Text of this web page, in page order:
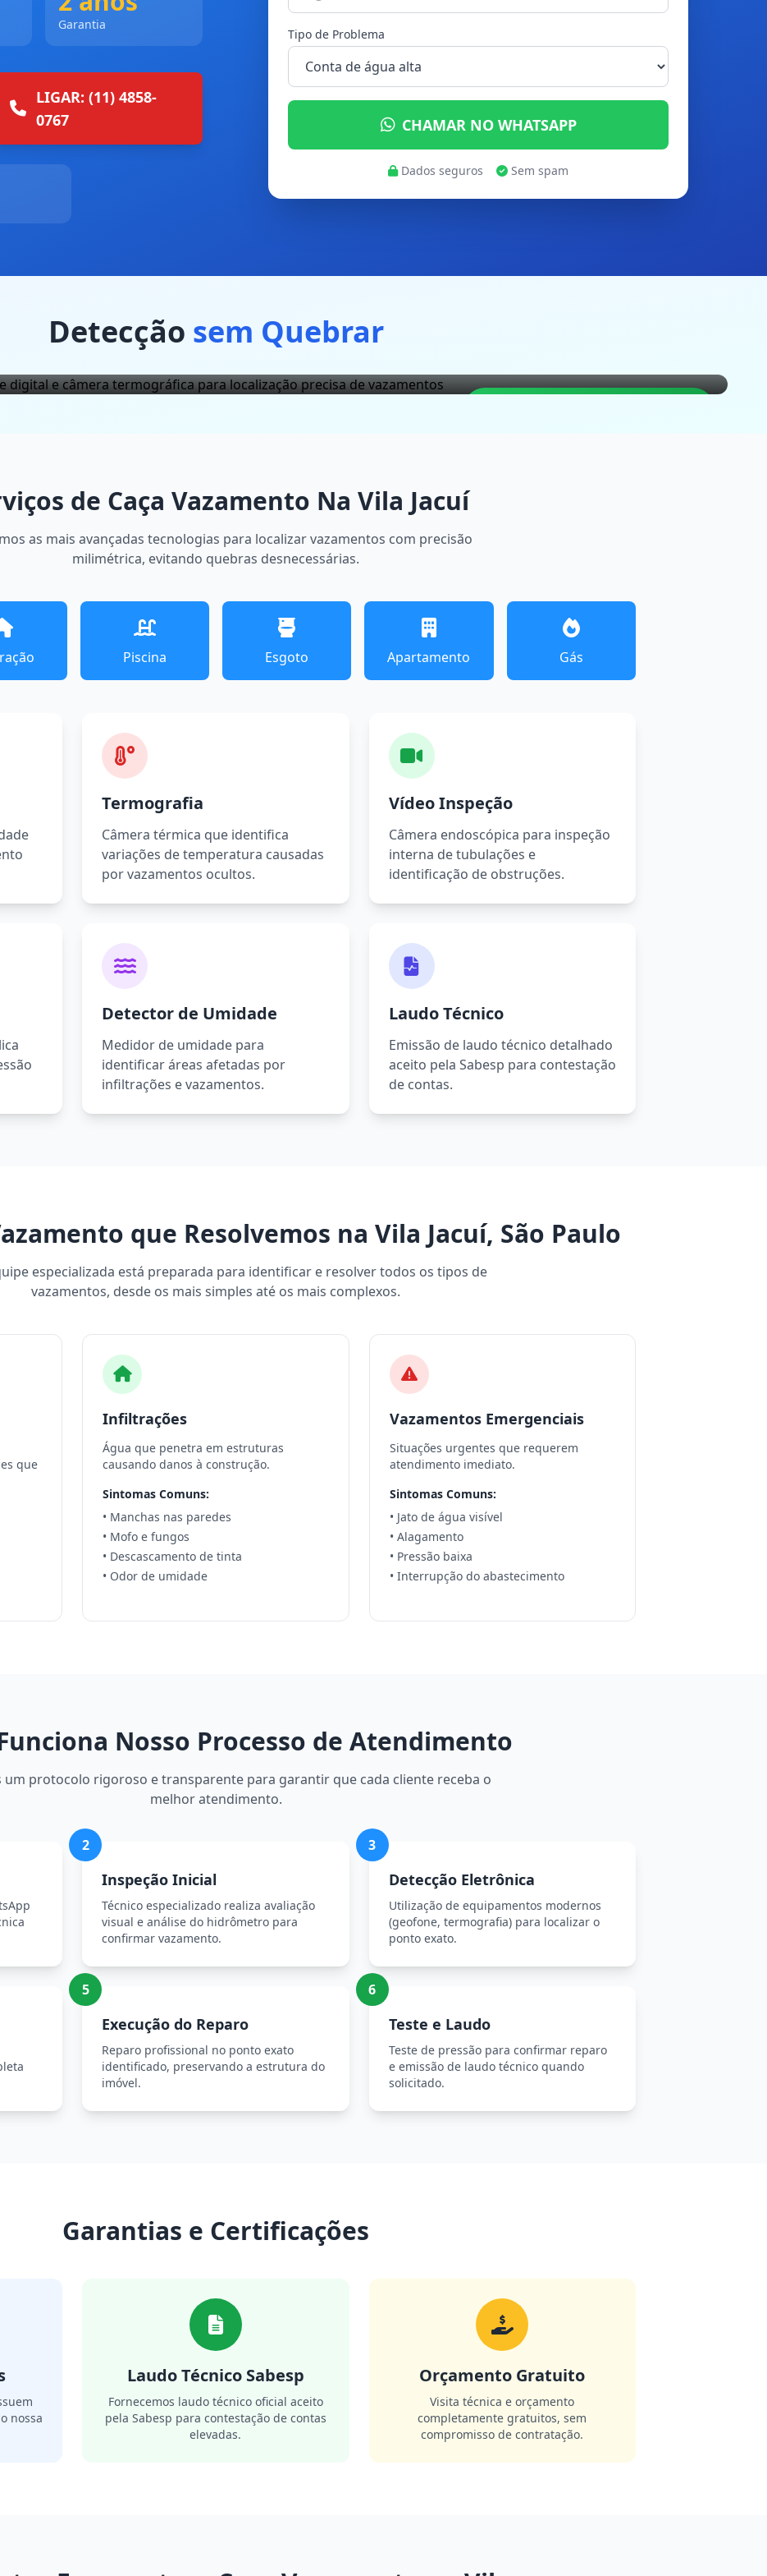
Garantia
LIGAR: (11) 4858-
0767
Tipo de Problema
CHAMAR NO WHATSAPP
Dados seguros Sem spam
Detecção sem Quebrar
de Caça Vazamento Na Vila Jacuí
as mais avançadas tecnologias para localizar vazamentos com precisão
milimétrica, evitando quebras desnecessárias.
Piscina Esgoto Apartamento Gás
Termografia
Câmera térmica que identifica
variações de temperatura causadas
por vazamentos ocultos.
Vídeo Inspeção
Câmera endoscópica para inspeção
interna de tubulações e
identificação de obstruções.
Detector de Umidade
Medidor de umidade para
identificar áreas afetadas por
infiltrações e vazamentos.
Laudo Técnico
Emissão de laudo técnico detalhado
aceito pela Sabesp para contestação
de contas.
que Resolvemos na Vila Jacuí, São Paulo
especializada está preparada para identificar e resolver todos os tipos de
vazamentos, desde os mais simples até os mais complexos.
que
Infiltrações
Água que penetra em estruturas
causando danos à construção.
Sintomas Comuns:
• Manchas nas paredes
• Mofo e fungos
• Descascamento de tinta
• Odor de umidade
Vazamentos Emergenciais
Situações urgentes que requerem
atendimento imediato.
Sintomas Comuns:
• Jato de água visível
• Alagamento
• Pressão baixa
• Interrupção do abastecimento
Nosso Processo de Atendimento
um protocolo rigoroso e transparente para garantir que cada cliente receba o
melhor atendimento.
2
Inspeção Inicial
Técnico especializado realiza avaliação
visual e análise do hidrômetro para
confirmar vazamento.
3
Detecção Eletrônica
Utilização de equipamentos modernos
(geofone, termografia) para localizar o
ponto exato.
5
Execução do Reparo
Reparo profissional no ponto exato
identificado, preservando a estrutura do
imóvel.
6
Teste e Laudo
Teste de pressão para confirmar reparo
e emissão de laudo técnico quando
solicitado.
Garantias e Certificações
nossa
Laudo Técnico Sabesp
Fornecemos laudo técnico oficial aceito
pela Sabesp para contestação de contas
elevadas.
Orçamento Gratuito
Visita técnica e orçamento
completamente gratuitos, sem
compromisso de contratação.